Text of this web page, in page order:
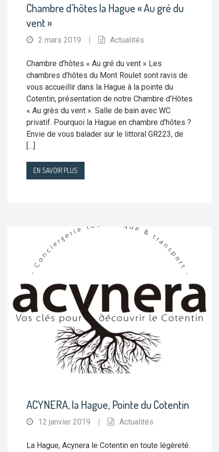
Chambre d’hôtes la Hague « Au gré du
vent »
2 mars 2019 | Actualités
Chambre d’hôtes « Au gré du vent » Les
chambres d’hôtes du Mont Roulet sont ravis de
vous accueillir dans la Hague à la pointe du
Cotentin, présentation de notre Chambre d’Hôtes
« Au grès du vent ». Salle de bain avec WC
privatif. Pourquoi la Hague en chambre d’hôtes ?
Envie de vous balader sur le littoral GR223, de
[…]
EN SAVOIR PLUS
ACYNERA, la Hague, Pointe du Cotentin
12 janvier 2019 | Actualités
La Hague, Acynera le Cotentin en toute légèreté.